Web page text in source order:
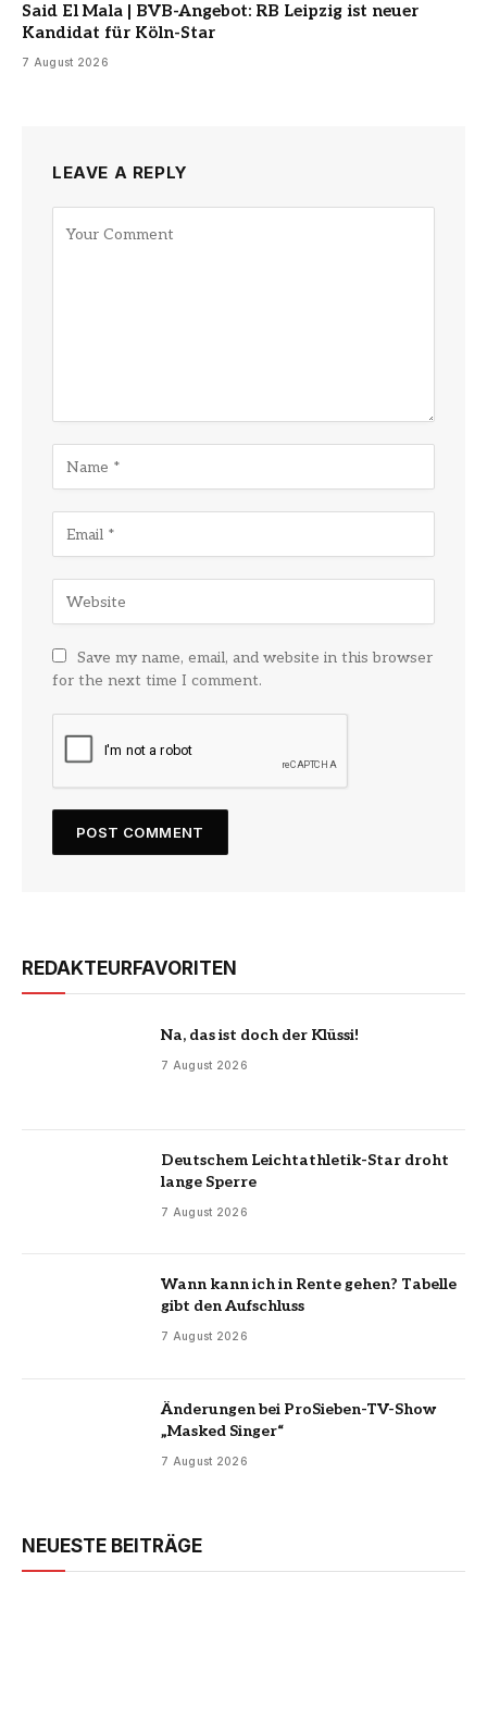
Said El Mala | BVB-Angebot: RB Leipzig ist neuer
Kandidat für Köln-Star
7 August 2026
LEAVE A REPLY
Save my name, email, and website in this browser
for the next time I comment.
REDAKTEURFAVORITEN
Na, das ist doch der Klüssi!
7 August 2026
Deutschem Leichtathletik-Star droht
lange Sperre
7 August 2026
Wann kann ich in Rente gehen? Tabelle
gibt den Aufschluss
7 August 2026
Änderungen bei ProSieben-TV-Show
„Masked Singer“
7 August 2026
NEUESTE BEITRÄGE